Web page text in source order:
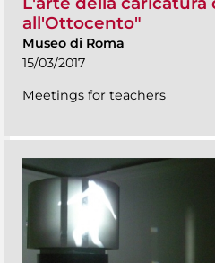
all'Ottocento"
Museo di Roma
15/03/2017
Meetings for teachers